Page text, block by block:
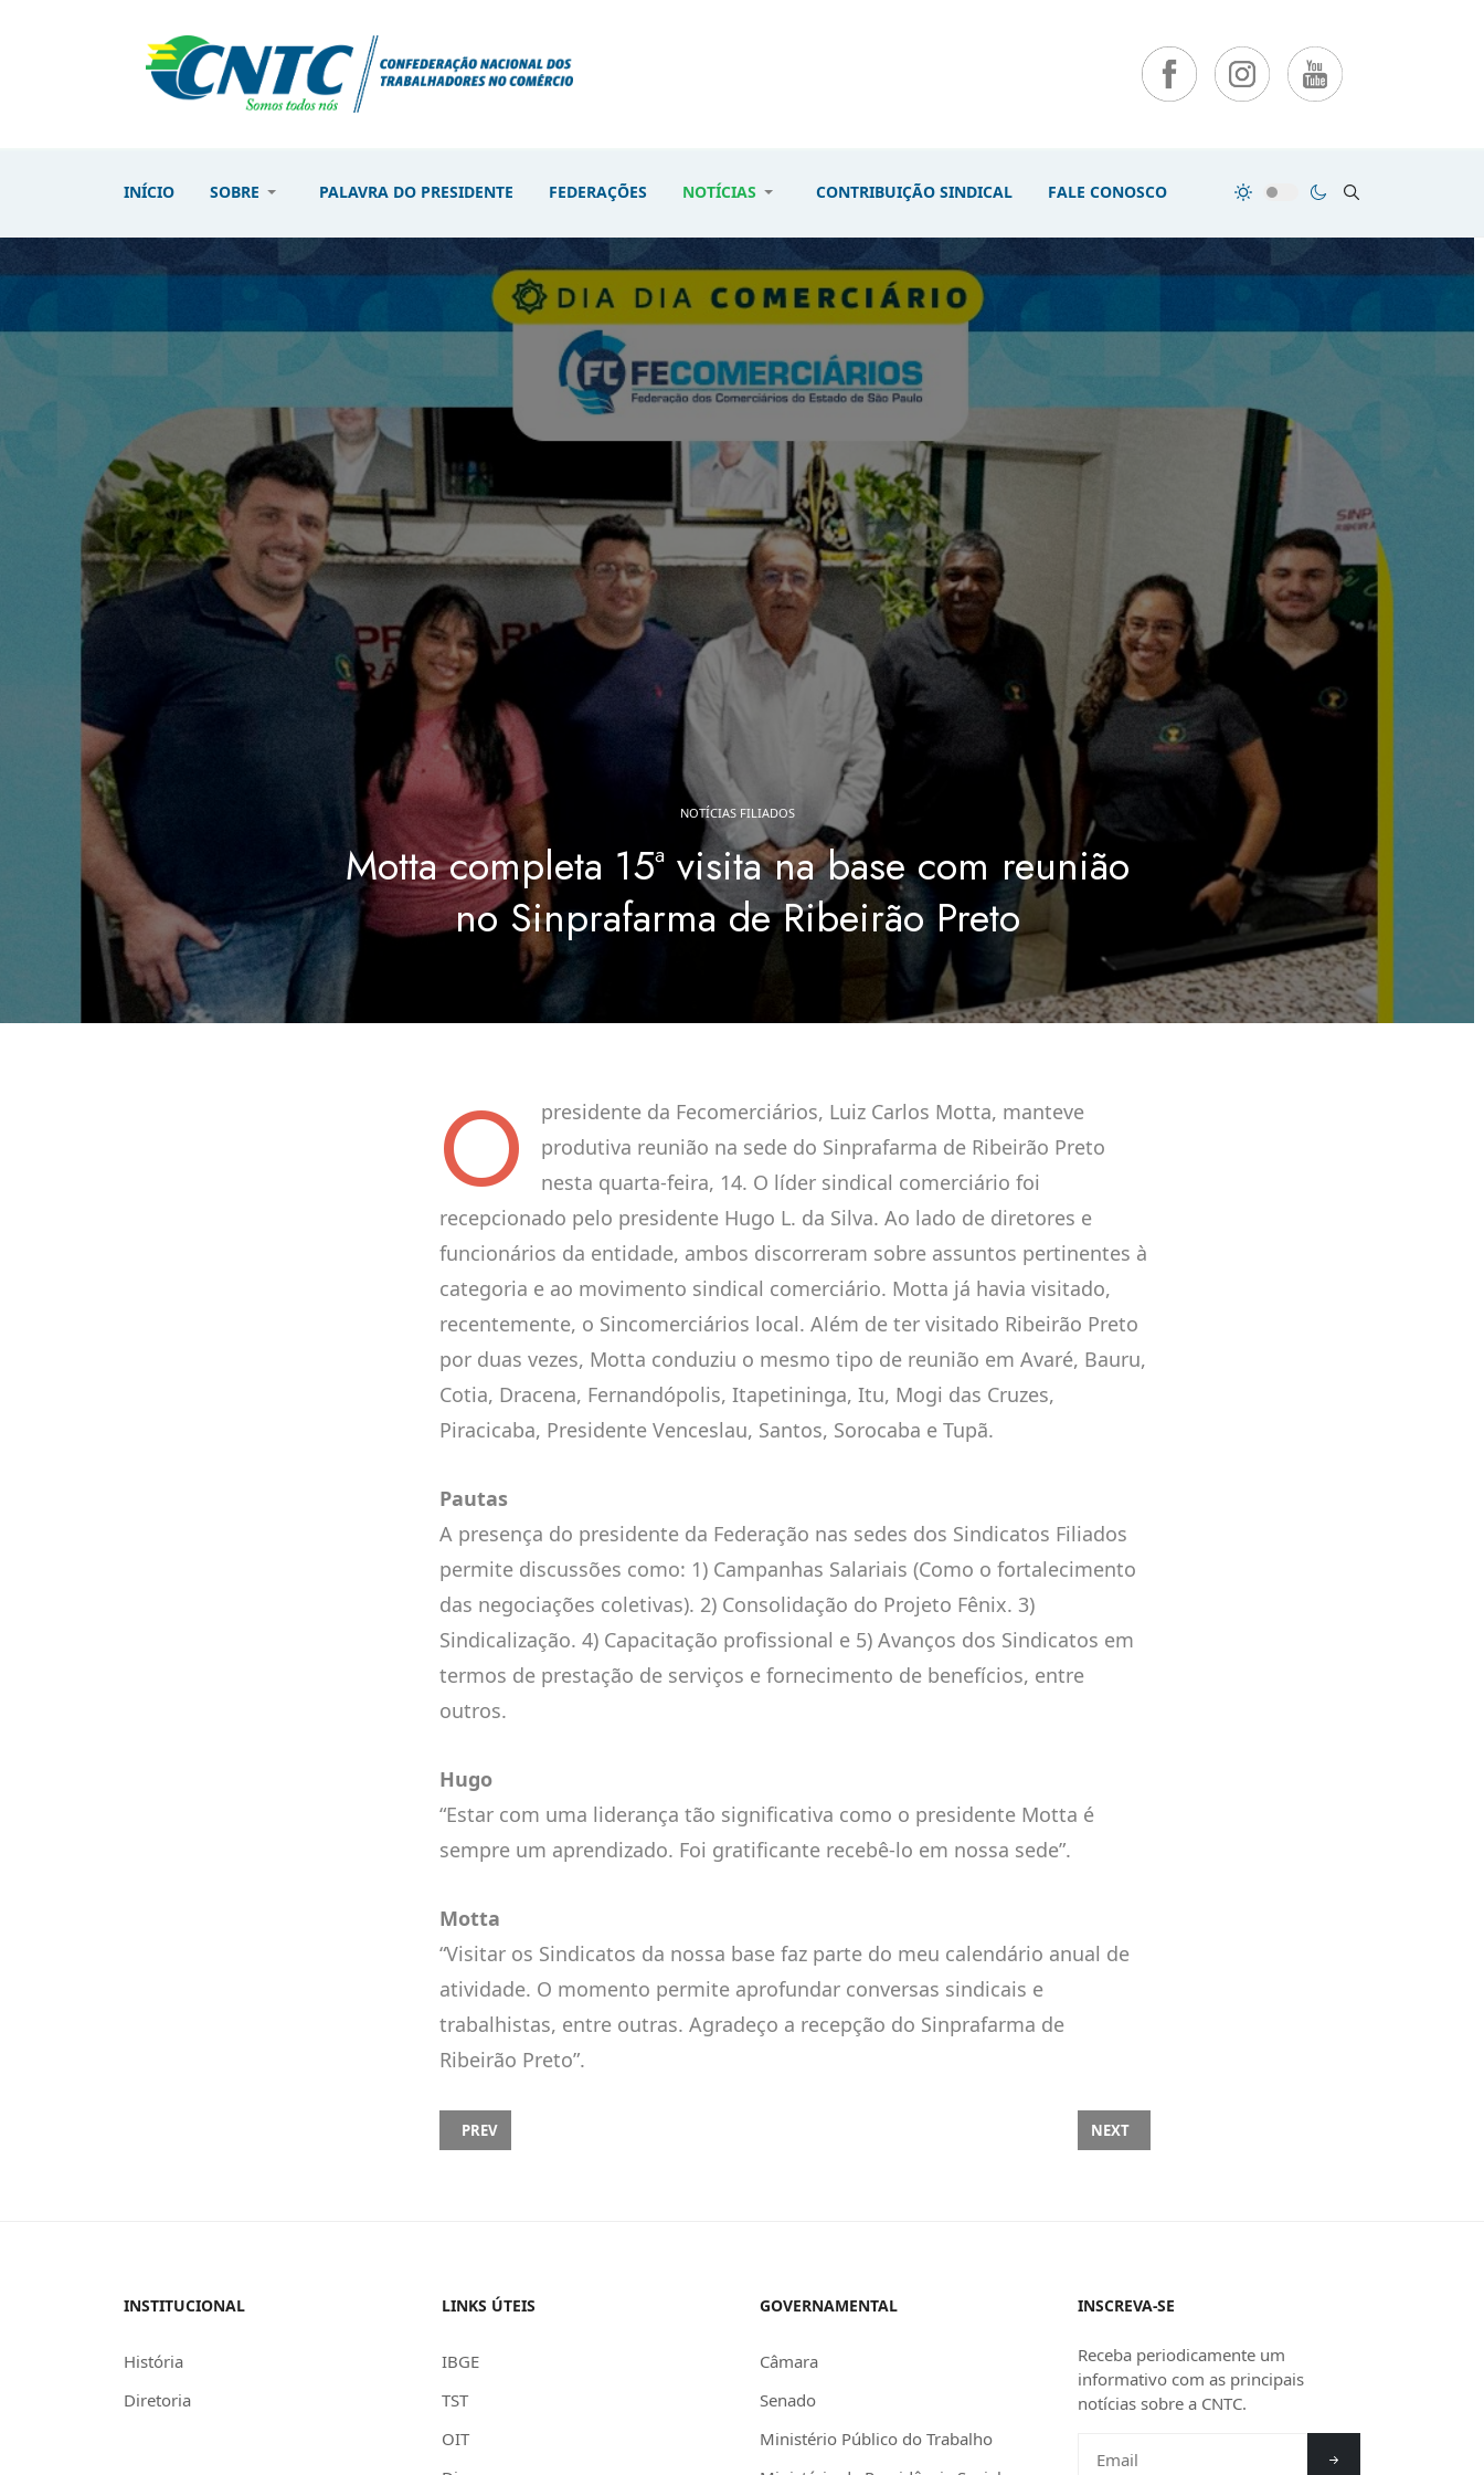
INÍCIO SOBRE PALAVRA DO PRESIDENTE FEDERAÇÕES NOTÍCIAS CONTRIBUIÇÃO SINDICAL FALE CONOSCO
NOTÍCIAS FILIADOS
Motta completa 15ª visita na base com reunião
no Sinprafarma de Ribeirão Preto
O
presidente da Fecomerciários, Luiz Carlos Motta, manteve
produtiva reunião na sede do Sinprafarma de Ribeirão Preto
nesta quarta-feira, 14. O líder sindical comerciário foi
recepcionado pelo presidente Hugo L. da Silva. Ao lado de diretores e
funcionários da entidade, ambos discorreram sobre assuntos pertinentes à
categoria e ao movimento sindical comerciário. Motta já havia visitado,
recentemente, o Sincomerciários local. Além de ter visitado Ribeirão Preto
por duas vezes, Motta conduziu o mesmo tipo de reunião em Avaré, Bauru,
Cotia, Dracena, Fernandópolis, Itapetininga, Itu, Mogi das Cruzes,
Piracicaba, Presidente Venceslau, Santos, Sorocaba e Tupã.
Pautas
A presença do presidente da Federação nas sedes dos Sindicatos Filiados
permite discussões como: 1) Campanhas Salariais (Como o fortalecimento
das negociações coletivas). 2) Consolidação do Projeto Fênix. 3)
Sindicalização. 4) Capacitação profissional e 5) Avanços dos Sindicatos em
termos de prestação de serviços e fornecimento de benefícios, entre
outros.
Hugo
“Estar com uma liderança tão significativa como o presidente Motta é
sempre um aprendizado. Foi gratificante recebê-lo em nossa sede”.
Motta
“Visitar os Sindicatos da nossa base faz parte do meu calendário anual de
atividade. O momento permite aprofundar conversas sindicais e
trabalhistas, entre outras. Agradeço a recepção do Sinprafarma de
Ribeirão Preto”.
PREVIOUS ARTICLE: SAÚDE E SEGURANÇA: DIREITOS SAGRADOS!
PREV NEXT ARTICLE: PALESTRAS DO SEAAC SÃO
NEXT
INSTITUCIONAL
História
Diretoria
LINKS ÚTEIS
IBGE
TST
OIT
GOVERNAMENTAL
Câmara
Senado
Ministério Público do Trabalho
INSCREVA-SE
Receba periodicamente um
informativo com as principais
notícias sobre a CNTC.